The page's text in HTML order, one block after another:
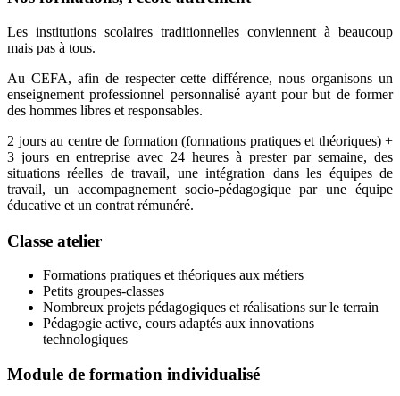
Les institutions scolaires traditionnelles conviennent à beaucoup
mais pas à tous.
Au CEFA, afin de respecter cette différence, nous organisons un
enseignement professionnel personnalisé ayant pour but de former
des hommes libres et responsables.
2 jours au centre de formation (formations pratiques et théoriques) +
3 jours en entreprise avec 24 heures à prester par semaine, des
situations réelles de travail, une intégration dans les équipes de
travail, un accompagnement socio-pédagogique par une équipe
éducative et un contrat rémunéré.
Classe atelier
Formations pratiques et théoriques aux métiers
Petits groupes-classes
Nombreux projets pédagogiques et réalisations sur le terrain
Pédagogie active, cours adaptés aux innovations
technologiques
Module de formation individualisé